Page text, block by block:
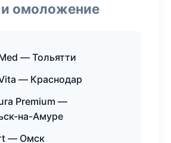
и омоложение
— Тольятти
— Краснодар
Premium —
на-Амуре
— Омск